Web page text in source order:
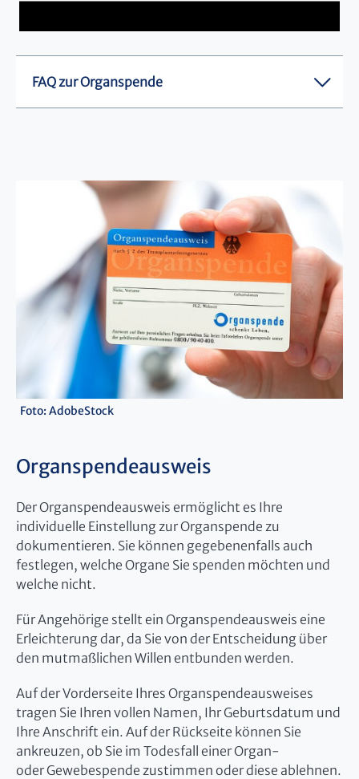
FAQ zur Organspende
Foto: AdobeStock
Organspendeausweis
Der Organspendeausweis ermöglicht es Ihre
individuelle Einstellung zur Organspende zu
dokumentieren. Sie können gegebenenfalls auch
festlegen, welche Organe Sie spenden möchten und
welche nicht.
Für Angehörige stellt ein Organspendeausweis eine
Erleichterung dar, da Sie von der Entscheidung über
den mutmaßlichen Willen entbunden werden.
Auf der Vorderseite Ihres Organspendeausweises
tragen Sie Ihren vollen Namen, Ihr Geburtsdatum und
Ihre Anschrift ein. Auf der Rückseite können Sie
ankreuzen, ob Sie im Todesfall einer Organ-
oder Gewebespende zustimmen oder diese ablehnen.